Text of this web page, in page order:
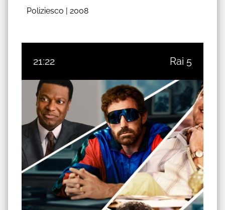
Poliziesco | 2008
21:22 Rai 5